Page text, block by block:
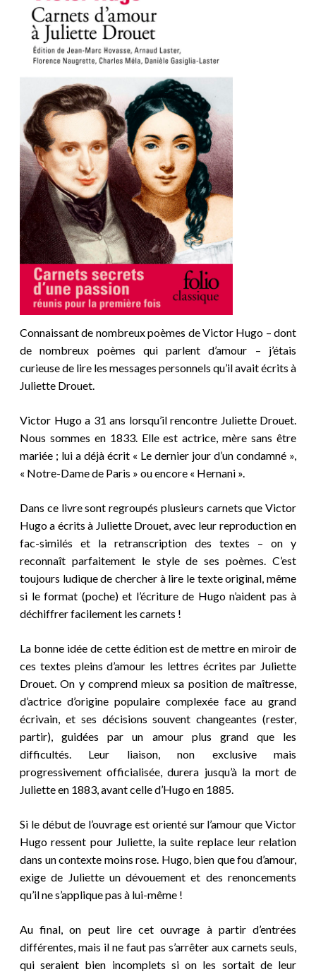
Connaissant de nombreux poèmes de Victor Hugo – dont
de nombreux poèmes qui parlent d’amour – j’étais
curieuse de lire les messages personnels qu’il avait écrits à
Juliette Drouet.
Victor Hugo a 31 ans lorsqu’il rencontre Juliette Drouet.
Nous sommes en 1833. Elle est actrice,mère sans être
mariée ; lui a déjà écrit « Le dernier jour d’un condamné »,
« Notre-Dame de Paris » ou encore « Hernani ».
Dans ce livre sont regroupés plusieurs carnets que Victor
Hugo a écrits à Juliette Drouet, avec leur reproduction en
fac-similés et la retranscription des textes – on y
reconnaît parfaitement le style de ses poèmes. C’est
toujours ludique de chercher à lire le texte original, même
si le format (poche) et l’écriture de Hugo n’aident pas à
déchiffrer facilement les carnets !
La bonne idée de cette édition est de mettre en miroir de
ces textes pleins d’amour les lettres écrites par Juliette
Drouet. On y comprend mieux sa position de maîtresse,
d’actrice d’origine populaire complexée face au grand
écrivain, et ses décisions souvent changeantes (rester,
partir), guidées par un amour plus grand que les
difficultés. Leur liaison, non exclusive mais
progressivement officialisée , durera jusqu’à la mort de
Juliette en 1883, avant celle d’Hugo en 1885.
Si le début de l’ouvrage est orienté sur l’amour que Victor
Hugo ressent pour Juliette, la suite replace leur relation
dans un contexte moins rose. Hugo, bien que fou d’amour,
exige de Juliette un dévouement et des renoncements
qu’il ne s’applique pas à lui-même !
Au final, on peut lire cet ouvrage à partir d’entrées
différentes, mais il ne faut pas s’arrêter aux carnets seuls,
qui seraient bien incomplets si on les sortait de leur